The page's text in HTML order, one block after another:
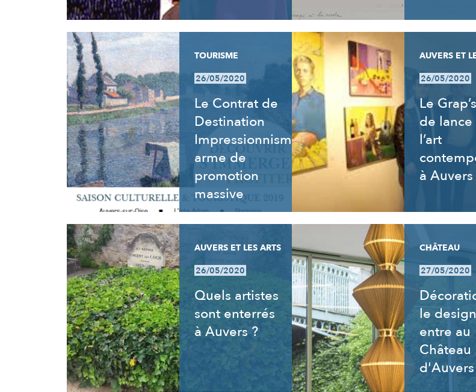
TOURISME
26/05/2020
Le Contrat de
Destination
Impressionnisme,
arme de
promotion
massive
AUVERS ET
26/05/2020
Le
de lance
l’art
à Auvers
AUVERS ET LES ARTS
26/05/2020
Quels artistes
sont enterrés
à Auvers ?
CHÂTEAU
27/05/2020
le design
entre au
Château
d'Auvers